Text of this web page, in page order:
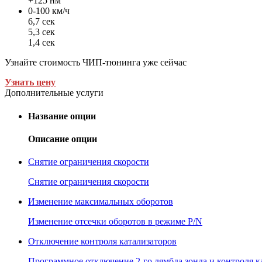
0-100 км/ч
6,7 сек
5,3 сек
1,4 сек
Узнайте стоимость ЧИП-тюнинга уже сейчас
Узнать цену
Дополнительные услуги
Название опции
Описание опции
Снятие ограничения скорости
Снятие ограничения скорости
Изменение максимальных оборотов
Изменение отсечки оборотов в режиме P/N
Отключение контроля катализаторов